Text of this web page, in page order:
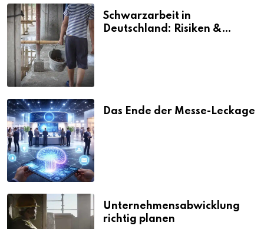
Schwarzarbeit in
Deutschland: Risiken &
Das Ende der Messe-Leckage
Unternehmensabwicklung
richtig planen